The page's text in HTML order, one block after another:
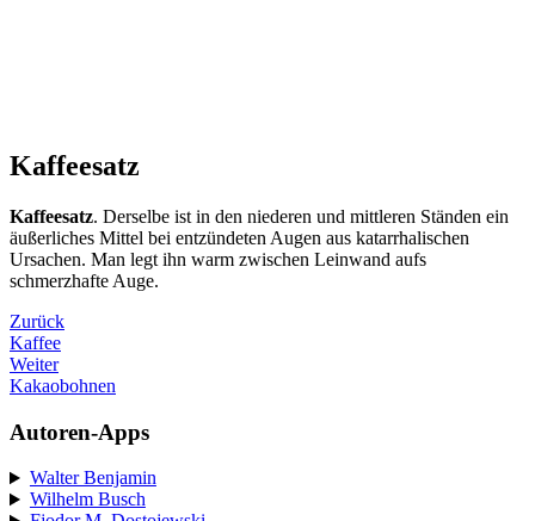
Kaffeesatz
Kaffeesatz. Derselbe ist in den niederen und mittleren Ständen ein
äußerliches Mittel bei entzündeten Augen aus katarrhalischen
Ursachen. Man legt ihn warm zwischen Leinwand aufs
schmerzhafte Auge.
Zurück
Kaffee
Weiter
Kakaobohnen
Autoren-Apps
Walter Benjamin
Wilhelm Busch